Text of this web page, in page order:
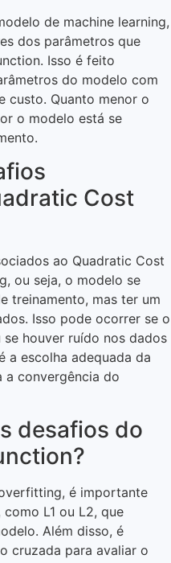
de machine learning,
dos parâmetros que
Isso é feito
do modelo com
custo. Quanto menor o
o modelo está se
Cost
ao Quadratic Cost
ou seja, o modelo se
treinamento, mas ter um
Isso pode ocorrer se o
houver ruído nos dados
a escolha adequada da
a convergência do
desafios do
é importante
L1 ou L2, que
Além disso, é
cruzada para avaliar o